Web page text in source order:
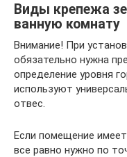
Виды крепежа
ванную комнату
Внимание! При
обязательно нужна
определение уровня
используют
отвес.
Если помещение
все равно нужно по